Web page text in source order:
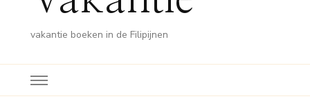
vakantie boeken in de Filipijnen